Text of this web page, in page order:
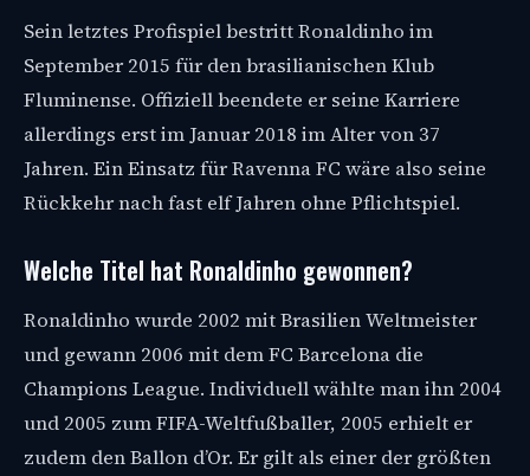
Sein letztes Profispiel bestritt Ronaldinho im
September 2015 für den brasilianischen Klub
Fluminense. Offiziell beendete er seine Karriere
allerdings erst im Januar 2018 im Alter von 37
Jahren. Ein Einsatz für Ravenna FC wäre also seine
Rückkehr nach fast elf Jahren ohne Pflichtspiel.
Welche Titel hat Ronaldinho gewonnen?
Ronaldinho wurde 2002 mit Brasilien Weltmeister
und gewann 2006 mit dem FC Barcelona die
Champions League. Individuell wählte man ihn 2004
und 2005 zum FIFA-Weltfußballer, 2005 erhielt er
zudem den Ballon d’Or. Er gilt als einer der größten